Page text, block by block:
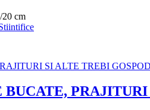
20 cm
BUCATE,